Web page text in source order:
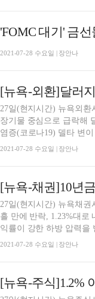
'FOMC 대기' 금
2021-07-28 수요일 | 장안나
[뉴욕-외환]달러
27일(현지시간) 뉴욕외환
장기물 중심으로 급락해
염증(코로나19) 델타 변
2021-07-28 수요일 | 장안나
[뉴욕-채권]10년
27일(현지시간) 뉴욕채
흘 만에 반락, 1.23%대로
익률이 강한 하방 압력을
2021-07-28 수요일 | 장안나
[뉴욕-주식]1.2%